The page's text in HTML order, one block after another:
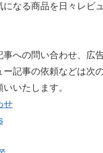
なる商品を日々レビュ
事への問い合わせ、広
ー記事の依頼などは次
いたします。
せ